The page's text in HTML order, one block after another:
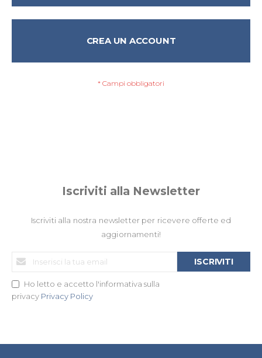
CREA UN ACCOUNT
Iscriviti alla Newsletter
Iscriviti alla nostra newsletter per ricevere offerte ed
aggiornamenti!
Iscriviti
nostra
Ho letto e accetto l'informativa sulla
privacy Privacy Policy
ISCRIVITI